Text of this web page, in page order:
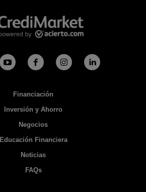
Financiación
Inversión y Ahorro
Negocios
Educación Financiera
Noticias
FAQs